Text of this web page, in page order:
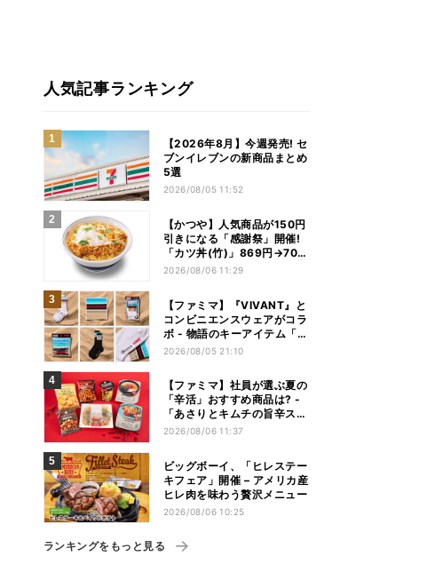
人気記事ランキング
【2026年8月】今週発売! セ
ブンイレブンの新商品まとめ
5選
2026/08/05 11:52
【かつや】人気商品が150円
引きになる「感謝祭」開催!
「カツ丼(竹)」869円→704
円、「ロースカツ定食」913
2026/08/06 11:29
【ファミマ】『VIVANT』と
コンビニエンスウェアがコラ
ボ - 物語のキーアイテム「別
班饅頭」も発売
2026/08/05 21:10
【ファミマ】社員が選ぶ夏の
「辛活」おすすめ商品は? -
「あさりとキムチの旨辛スン
ドゥブチゲ」「鬼金棒監修
ムチキン」など
2026/08/06 11:37
ビッグボーイ、「ヒレステー
キフェア」開催 – アメリカ産
ヒレ肉を味わう贅沢メニュー
2026/08/06 10:25
ランキングをもっと見る